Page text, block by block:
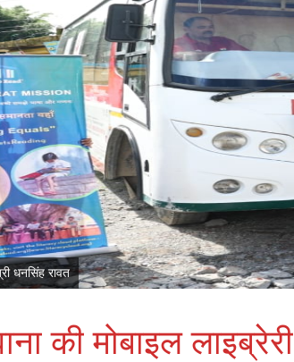
धनसिंह रावत
की मोबाइल लाइब्रेरी